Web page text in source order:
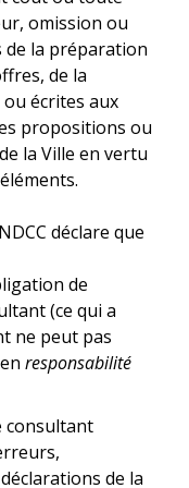
omission ou
de la préparation
de la
écrites aux
propositions ou
la Ville en vertu
déclare que
de
(ce qui a
ne peut pas
responsabilité
consultant
de la